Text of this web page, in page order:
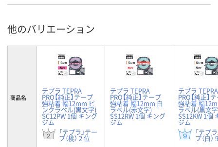
他のバリエーション
商品名
テプラ TEPRA
PRO【純正】テープ
強粘着 幅12mm ピ
ンクラベル(黒文字)
SC12PW 1個 キング
ジム
「テプラ」テー
プ（桃） 2 位
テプラ TEPRA
PRO【純正】テープ
強粘着 幅12mm 白
ラベル(赤文字)
SS12RW 1個 キング
ジム
テプラ TEPRA
PRO【純正】
強粘着 幅
ラベル(黒文
SS12KW 1個
ジム
「テプ
プ（白）